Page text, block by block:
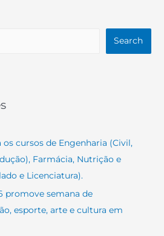
Search
os cursos de Engenharia (Civil,
Farmácia, Nutrição e
e Licenciatura).
promove semana de
esporte, arte e cultura em